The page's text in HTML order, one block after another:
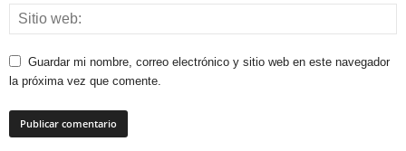
Guardar mi nombre, correo electrónico y sitio web en este navegador
la próxima vez que comente.